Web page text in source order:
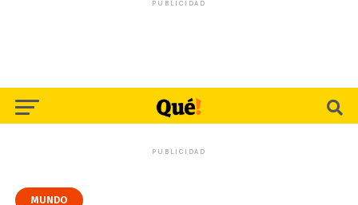
PUBLICIDAD
PUBLICIDAD
MUNDO